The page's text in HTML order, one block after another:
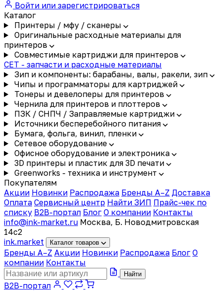
Войти или зарегистрироваться
Каталог
Принтеры / мфу / сканеры
Оригинальные расходные материалы для
принтеров
Совместимые картриджи для принтеров
CET - запчасти и расходные материалы
Зип и компоненты: барабаны, валы, ракели, зип
Чипы и программаторы для картриджей
Тонеры и девелоперы для принтеров
Чернила для принтеров и плоттеров
ПЗК / СНПЧ / Заправляемые картриджи
Источники бесперебойного питания
Бумага, фольга, винил, пленки
Сетевое оборудование
Офисное оборудование и электроника
3D принтеры и пластик для 3D печати
Greenworks - техника и инструмент
Покупателям
Акции Новинки Распродажа Бренды A–Z Доставка
Оплата Сервисный центр Найти ЗИП Прайс-чек по
списку B2B-портал Блог О компании Контакты
info@ink-market.ru Москва, Б. Новодмитровская
14с2
ink.market Каталог товаров
Бренды A–Z Акции Новинки Распродажа Блог О
компании Контакты
Найти
B2B-портал